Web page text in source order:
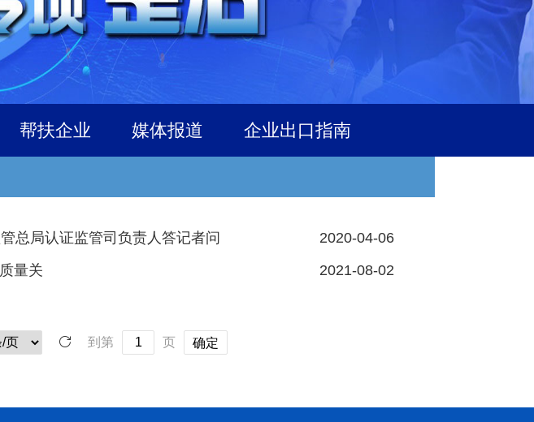
帮扶企业 媒体报道 企业出口指南
总局认证监管司负责人答记者问
2020-04-06
量关
2021-08-02
到第 页 确定